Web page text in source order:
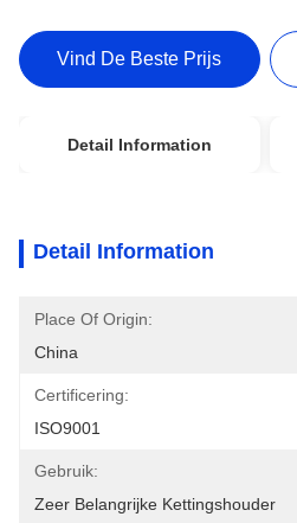
Vind De Beste Prijs
Detail Information
Detail Information
Place Of Origin:
China
Certificering:
ISO9001
Gebruik:
Zeer Belangrijke Kettingshouder